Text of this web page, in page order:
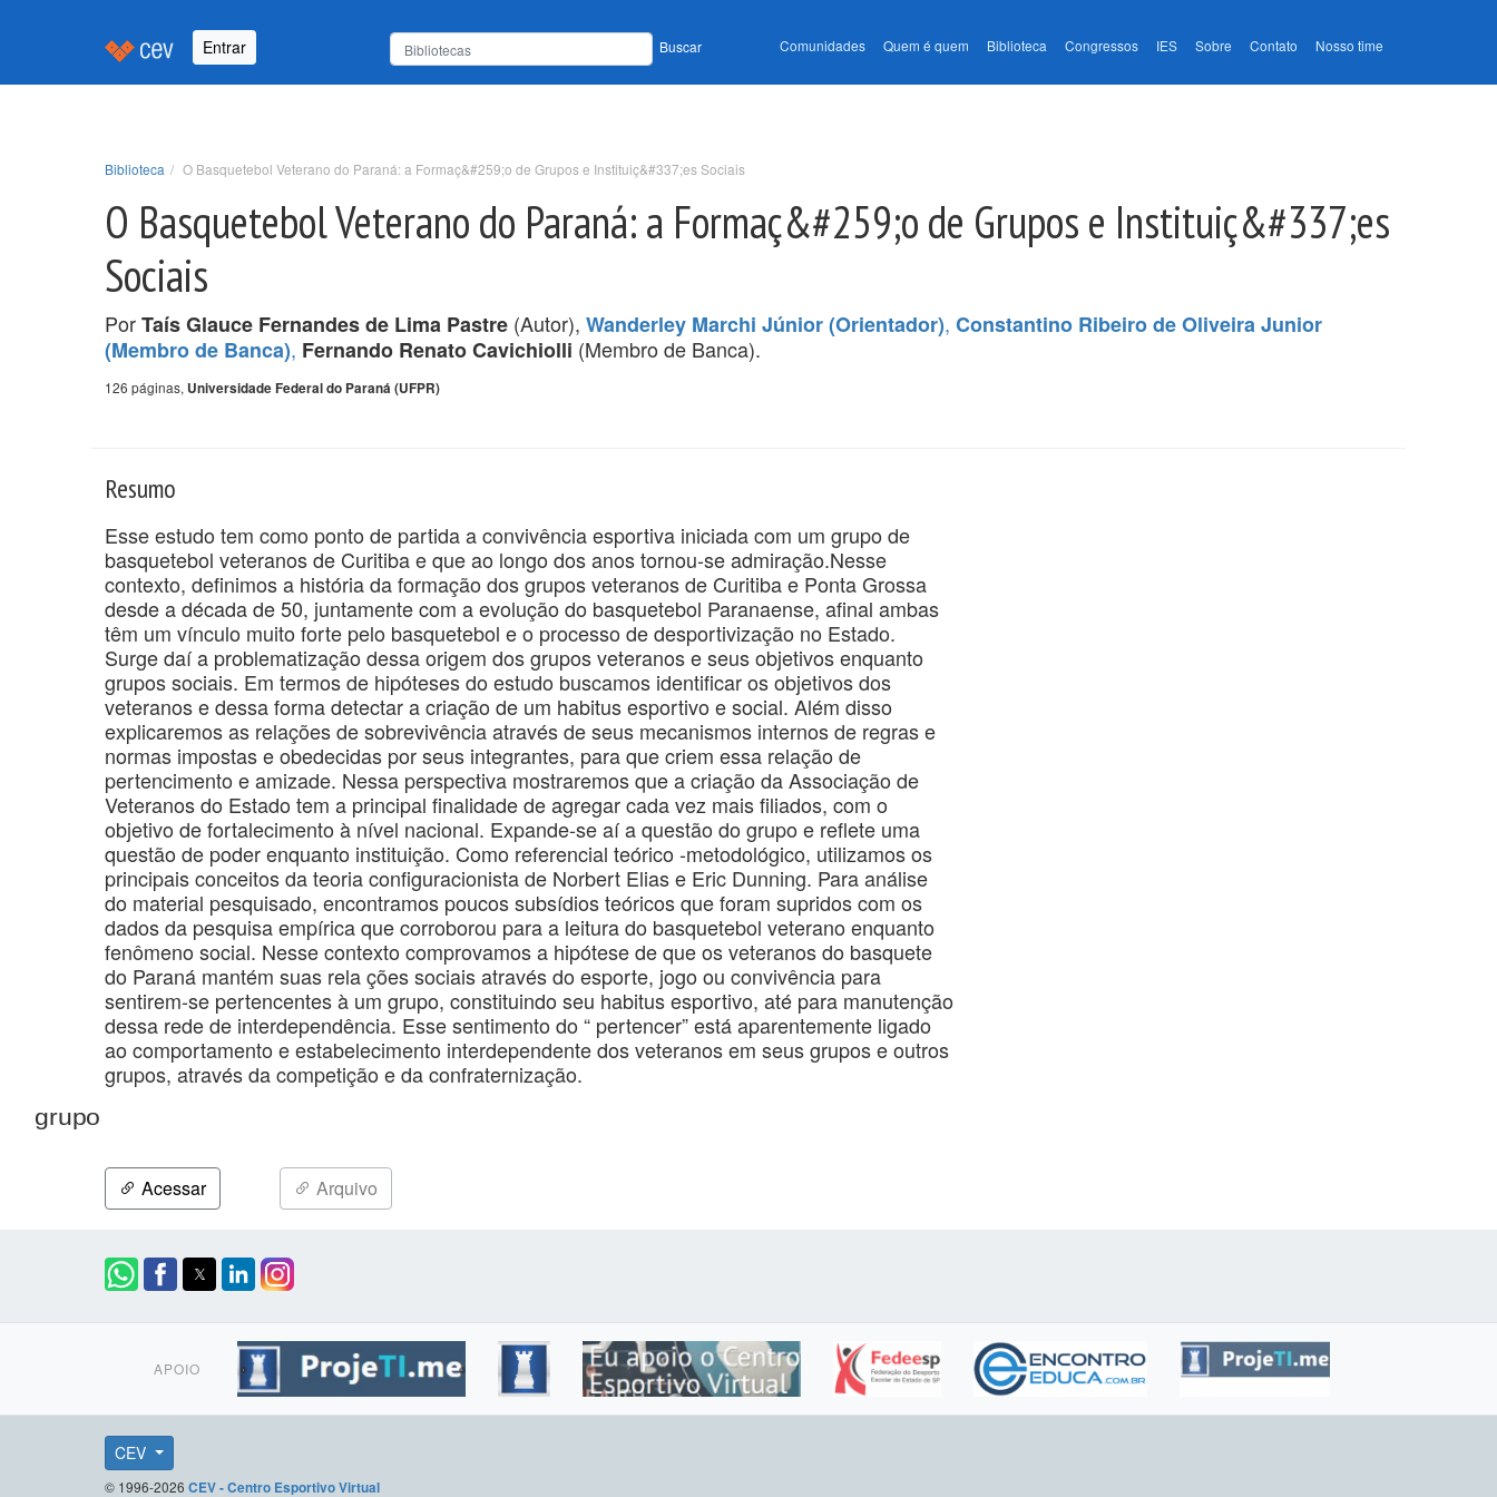
Entrar Buscar Comunidades Quem é quem Biblioteca Congressos IES Sobre Contato Nosso time
Biblioteca O Basquetebol Veterano do Paraná: a Formaç&#259;o de Grupos e Instituiç&#337;es Sociais
O Basquetebol Veterano do Paraná: a Formaç&#259;o de Grupos e Instituiç&#337;es
Sociais
PorTaís Glauce Fernandes de Lima Pastre (Autor), Wanderley Marchi Júnior (Orientador), Constantino Ribeiro de Oliveira Junior
(Membro de Banca), Fernando Renato Cavichiolli (Membro de Banca).
126 páginas, Universidade Federal do Paraná (UFPR)
Resumo
Esse estudo tem como ponto de partida a convivência esportiva iniciada com um grupo de
basquetebol veteranos de Curitiba e que ao longo dos anos tornou-se admiração.Nesse
contexto, definimos a história da formação dos grupos veteranos de Curitiba e Ponta Grossa
desde a década de 50, juntamente com a evolução do basquetebol Paranaense, afinal ambas
têm um vínculo muito forte pelo basquetebol e o processo de desportivização no Estado.
Surge daí a problematização dessa origem dos grupos veteranos e seus objetivos enquanto
grupos sociais. Em termos de hipóteses do estudo buscamos identificar os objetivos dos
veteranos e dessa forma detectar a criação de um habitus esportivo e social. Além disso
explicaremos as relações de sobrevivência através de seus mecanismos internos de regras e
normas impostas e obedecidas por seus integrantes, para que criem essa relação de
pertencimento e amizade. Nessa perspectiva mostraremos que a criação da Associação de
Veteranos do Estado tem a principal finalidade de agregar cada vez mais filiados, com o
objetivo de fortalecimento à nível nacional. Expande-se aí a questão do grupo e reflete uma
questão de poder enquanto instituição. Como referencial teórico -metodológico, utilizamos os
principais conceitos da teoria configuracionista de Norbert Elias e Eric Dunning. Para análise
do material pesquisado, encontramos poucos subsídios teóricos que foram supridos com os
dados da pesquisa empírica que corroborou para a leitura do basquetebol veterano enquanto
fenômeno social. Nesse contexto comprovamos a hipótese de que os veteranos do basquete
do Paraná mantém suas rela ções sociais através do esporte, jogo ou convivência para
sentirem-se pertencentes à um grupo, constituindo seu habitus esportivo, até para manutenção
dessa rede de interdependência. Esse sentimento do “ pertencer” está aparentemente ligado
ao comportamento e estabelecimento interdependente dos veteranos em seus grupos e outros
grupos, através da competição e da confraternização.
grupo
Acessar Arquivo
APOIO
CEV
© 1996-2026 CEV - Centro Esportivo Virtual